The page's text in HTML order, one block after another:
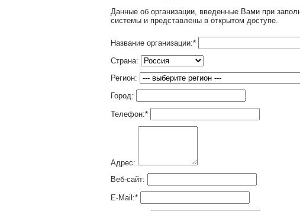
Данные об организации, введенные Вами при
системы и представлены в открытом доступе.
Название организации:*
Страна:
Регион:
Город:
Телефон:*
Адрес:
Веб-сайт:
E-Mail:*